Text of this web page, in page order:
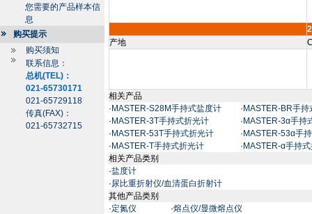
您需要的产品样本信
息
购买提示
购买须知
联系信息：
总机(TEL)：
021-65730171
021-65729118
传真(FAX)：
021-65732715
产地
相关产品
· MASTER-S28M手持式盐度计 · MASTER-BR手
· MASTER-3T手持式折光计 · MASTER-3α手持
· MASTER-53T手持式折光计 · MASTER-53α手
· MASTER-T手持式折光计 · MASTER-α手持
相关产品类别
·盐度计
·尿比重折射仪/血清蛋白折射计
其他产品类别
·定氮仪 ·熔点仪/显微熔点仪